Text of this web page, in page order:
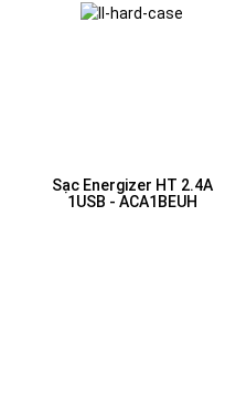
Sạc Energizer HT 2.4A
1USB - ACA1BEUH